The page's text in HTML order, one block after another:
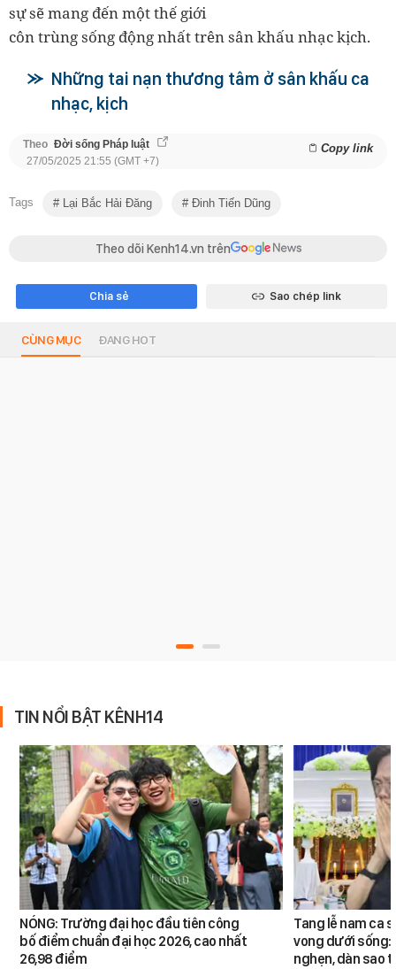
sự sẽ mang đến một thế giới
côn trùng sống động nhất trên sân khấu nhạc kịch.
Những tai nạn thương tâm ở sân khấu ca
nhạc, kịch
Theo Đời sống Pháp luật Copy link
27/05/2025 21:55 (GMT +7)
Tags Lại Bắc Hải Đăng Đinh Tiến Dũng
Theo dõi Kenh14.vn trên
Chia sẻ Sao chép link
CÙNG MỤC ĐANG HOT
TIN NỔI BẬT KÊNH14
NÓNG: Trường đại học đầu tiên công
bố điểm chuẩn đại học 2026, cao nhất
26,98 điểm
Tang lễ nam ca
vong dưới sống:
nghẹn, dàn sao